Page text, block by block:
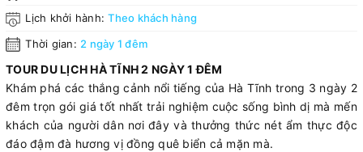
Lịch khởi hành:Theo khách hàng
Thời gian: 2 ngày 1 đêm
TOUR DU LỊCH HÀ TĨNH 2 NGÀY 1 ĐÊM
Khám phá các thắng cảnh nổi tiếng của Hà Tĩnh trong 3 ngày 2
đêm trọn gói giá tốt nhất trải nghiệm cuộc sống bình dị mà mến
khách của người dân nơi đây và thưởng thức nét ẩm thực độc
đáo đậm đà hương vị đồng quê biển cả mặn mà.